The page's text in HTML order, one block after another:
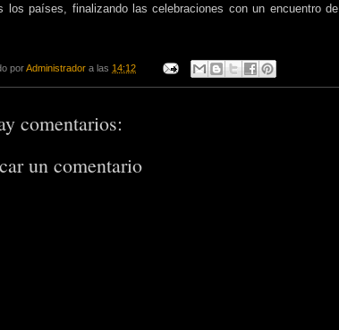
los países, finalizando las celebraciones con un encuentro de
porAdministrador a las 14:12
comentarios:
un comentario